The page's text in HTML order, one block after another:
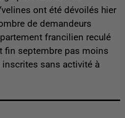
ont été dévoilés hier
de demandeurs
francilien reculé
fin septembre pas moins
sans activité à